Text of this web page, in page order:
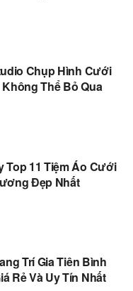
Chụp Hình Cưới
Thể Bỏ Qua
Top 11 Tiệm Áo Cưới
Đẹp Nhất
Trí Gia Tiên Bình
Rẻ Và Uy Tín Nhất